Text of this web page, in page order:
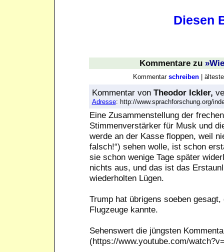
Diesen
Kommentare zu
Kommentar schreiben |
Kommentarvon Theodor Ickler,
Adresse: http://www.sprachforschung.org/
Eine Zusammenstellung der
Stimmenverstärker für Musk und
werde an der Kasse floppen, weil
falsch!“) sehen wolle, ist schon
sie schon wenige Tage später
nichts aus, und das ist das
wiederholten Lügen.
Trump hat übrigens soeben
Flugzeuge kannte.
Sehenswert die jüngsten
(https://www.youtube.com/